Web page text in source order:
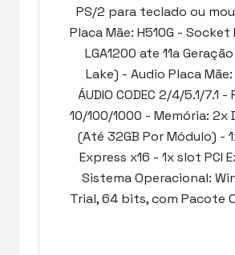
PS/2 para teclado ou
Placa Mãe: H510G - Socket
LGA1200 ate 11a
Lake) - Audio Placa
ÁUDIO CODEC 2/4/5.1/7.1 -
10/100/1000 - Memória: 2x
(Até 32GB Por Módulo) -
Express x16 - 1x slot PCI
Sistema Operacional:
Trial, 64 bits, com Pacote